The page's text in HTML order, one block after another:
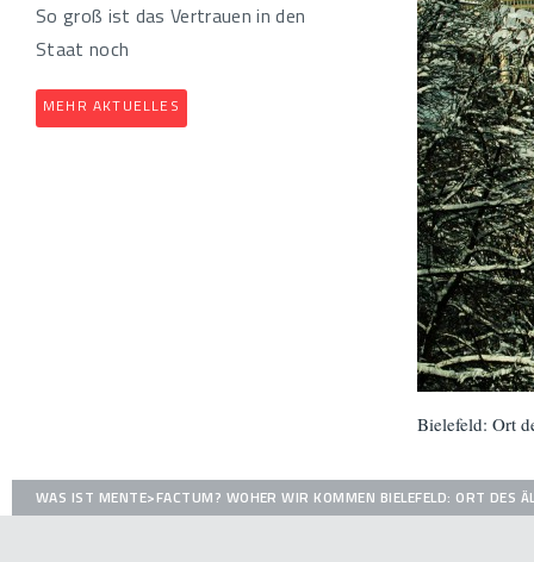
So groß ist das Vertrauen in den
Staat noch
MEHR AKTUELLES
Bielefeld: Ort
WAS IST MENTE>FACTUM? WOHER WIR KOMMEN BIELEFELD: ORT DES